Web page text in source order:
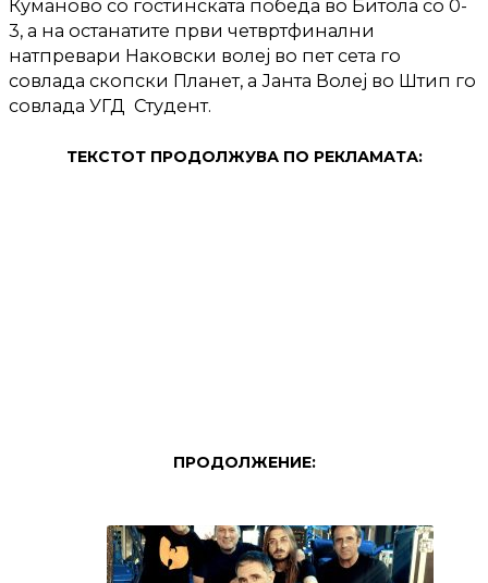
Куманово со гостинската победа во Битола со 0-
3, а на останатите први четвртфинални
натпревари Наковски волеј во пет сета го
совлада скопски Планет, а Јанта Волеј во Штип го
совлада УГД Студент.
ТЕКСТОТ ПРОДОЛЖУВА ПО РЕКЛАМАТА:
ПРОДОЛЖЕНИЕ: